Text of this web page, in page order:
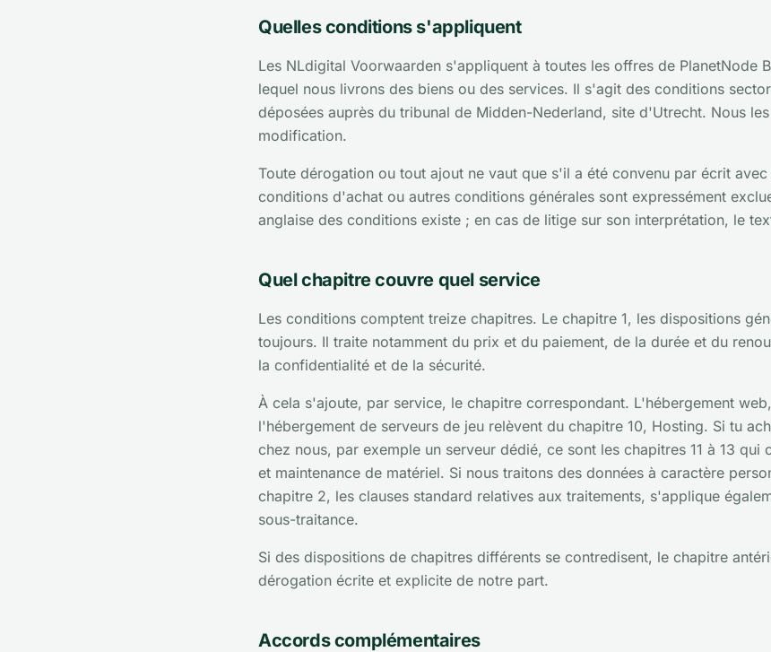
Quelles conditions s'appliquent
Les NLdigital Voorwaarden s'appliquent à toutes les offres de PlanetNode
lequel nous livrons des biens ou des services. Il s'agit des conditions
déposées auprès du tribunal de Midden-Nederland, site d'Utrecht. Nous
modification.
Toute dérogation ou tout ajout ne vaut que s'il a été convenu par écrit
conditions d'achat ou autres conditions générales sont expressément
anglaise des conditions existe ; en cas de litige sur son interprétation, le
Quel chapitre couvre quel service
Les conditions comptent treize chapitres. Le chapitre 1, les dispositions
toujours. Il traite notamment du prix et du paiement, de la durée et du
la confidentialité et de la sécurité.
À cela s'ajoute, par service, le chapitre correspondant. L'hébergement
l'hébergement de serveurs de jeu relèvent du chapitre 10, Hosting. Si tu
chez nous, par exemple un serveur dédié, ce sont les chapitres 11 à 13 qui
et maintenance de matériel. Si nous traitons des données à caractère
chapitre 2, les clauses standard relatives aux traitements, s'applique
sous-traitance.
Si des dispositions de chapitres différents se contredisent, le chapitre
dérogation écrite et explicite de notre part.
Accords complémentaires